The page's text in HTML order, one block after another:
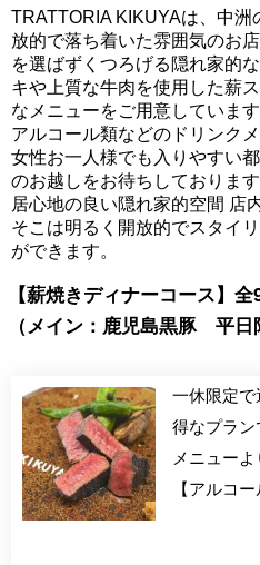
TRATTORIA KIKUYAは、中洲
放的で落ち着いた雰囲気のお
を選ばずくつろげる隠れ家的
キや上質な牛肉を使用した薪
なメニューをご用意していま
アルコール類などのドリンク
女性お一人様でも入りやすい
のお越しをお待ちしておりま
居心地の良い隠れ家的空間 店
そこは明るく開放的でスタイ
ができます。
【薪焼きディナーコース】
（メイン：鹿児島黒豚 平日
一休限定で
得なプラン
メニュー
【アルコ
ーダ、オ